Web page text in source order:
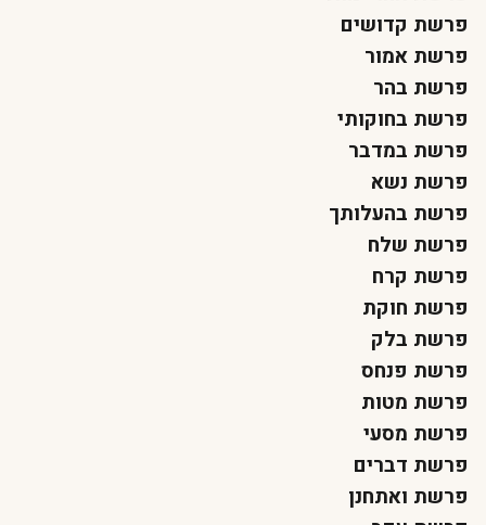
פרשת קדושים
פרשת אמור
פרשת בהר
פרשת בחוקותי
פרשת במדבר
פרשת נשא
פרשת בהעלותך
פרשת שלח
פרשת קרח
פרשת חוקת
פרשת בלק
פרשת פנחס
פרשת מטות
פרשת מסעי
פרשת דברים
פרשת ואתחנן